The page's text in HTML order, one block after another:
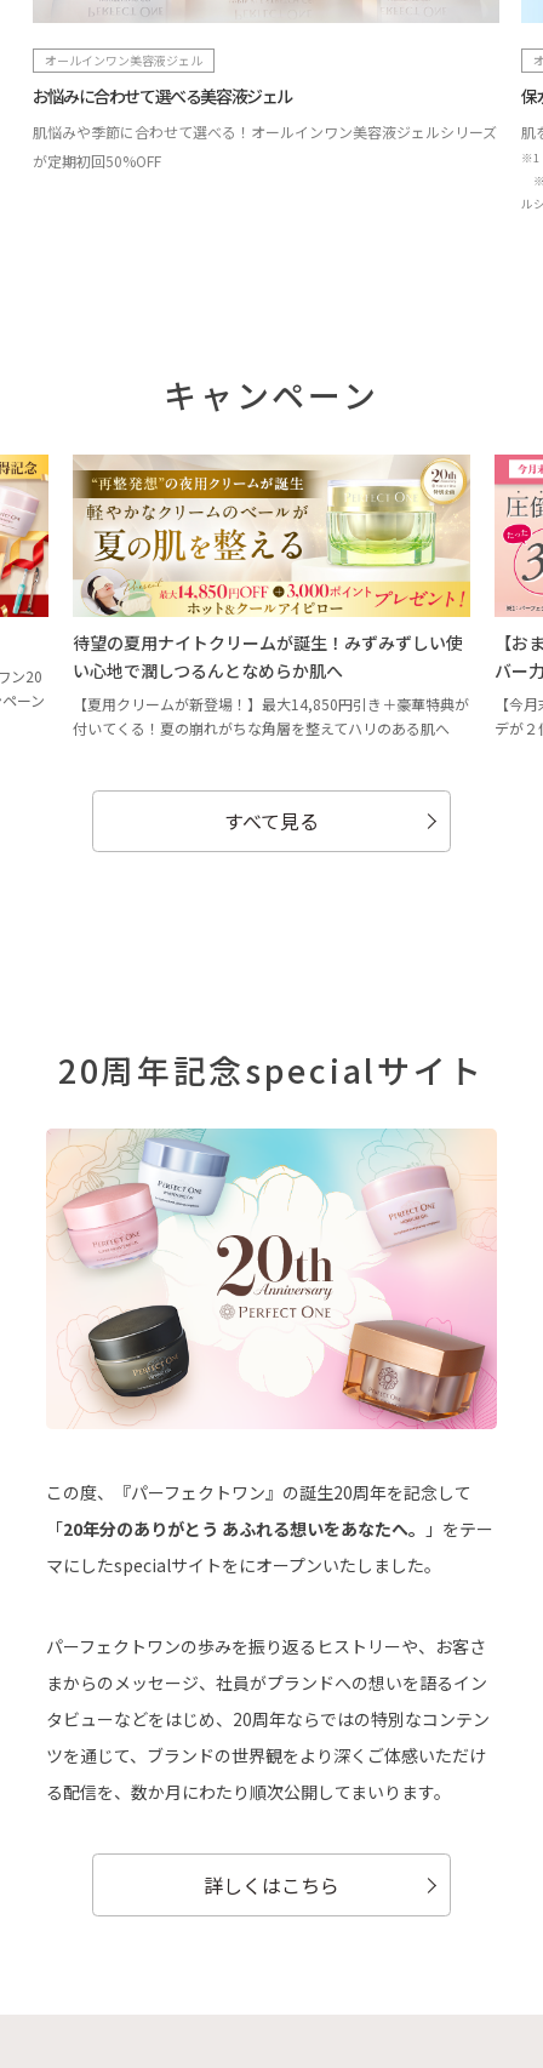
オールインワン美容液ジェル
お悩みに合わせて選べる美容液ジェル
肌悩みや季節に合わせて選べる！オールインワン美容液ジェルシリーズ
が定期初回50%OFF
保
肌
※1
ル
キャンペーン
ン20
ーン
待望の夏用ナイトクリームが誕生！みずみずしい使
い心地で潤しつるんとなめらか肌へ
【夏用クリームが新登場！】最大14,850円引き＋豪華特典が
付いてくる！夏の崩れがちな角層を整えてハリのある肌へ
【お
バー
【今
デが
すべて見る
20周年記念specialサイト
この度、『パーフェクトワン』の誕生20周年を記念して
「20年分のありがとう あふれる想いをあなたへ。
」をテー
マにしたspecialサイトをにオープンいたしました。
パーフェクトワンの歩みを振り返るヒストリーや、お客さ
まからのメッセージ、社員がプランドへの想いを語るイン
タビューなどをはじめ、20周年ならではの特別なコンテン
ツを通じて、ブランドの世界観をより深くご体感いただけ
る配信を、数か月にわたり順次公開してまいります。
詳しくはこちら